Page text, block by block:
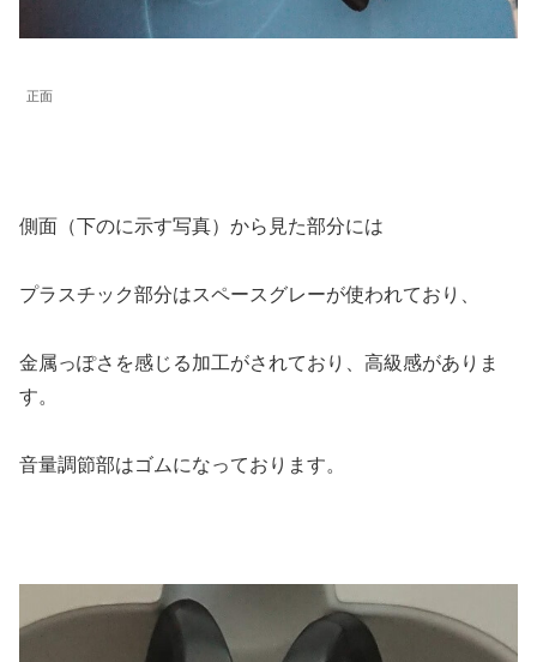
正面
側面（下のに示す写真）から見た部分には
プラスチック部分はスペースグレーが使われており、
金属っぽさを感じる加工がされており、高級感がありま
す。
音量調節部はゴムになっております。